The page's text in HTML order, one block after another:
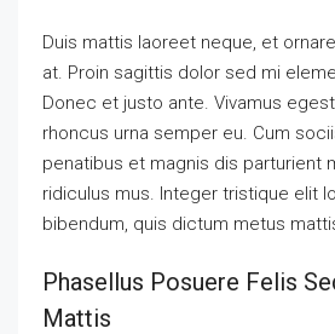
Duis mattis laoreet neque, et
at. Proin sagittis dolor sed mi
Donec et justo ante. Vivamus
rhoncus urna semper eu. Cum
penatibus et magnis dis parturient
ridiculus mus. Integer tristique elit
bibendum, quis dictum metus
Phasellus Posuere Felis
Mattis